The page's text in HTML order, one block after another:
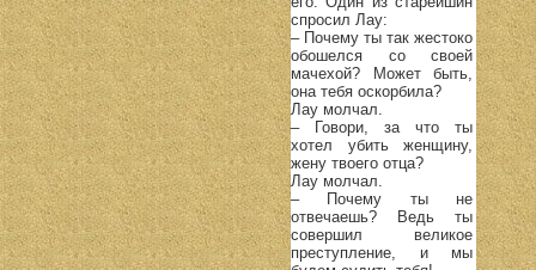
спросил Лау:
– Почему ты так жестоко
обошелся со своей
мачехой? Может быть,
она тебя оскорбила?
Лау молчал.
– Говори, за что ты
хотел убить женщину,
жену твоего отца?
Лау молчал.
– Почему ты не
отвечаешь? Ведь ты
совершил великое
преступление, и мы